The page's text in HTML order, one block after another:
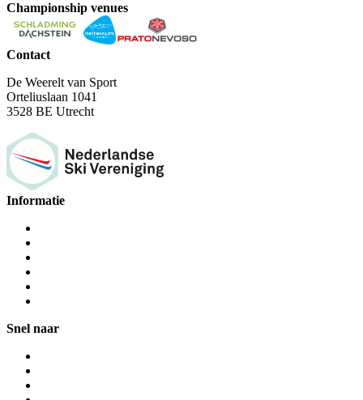
Championship venues
Contact
De Weerelt van Sport
Orteliuslaan 1041
3528 BE Utrecht
Informatie
Snel naar